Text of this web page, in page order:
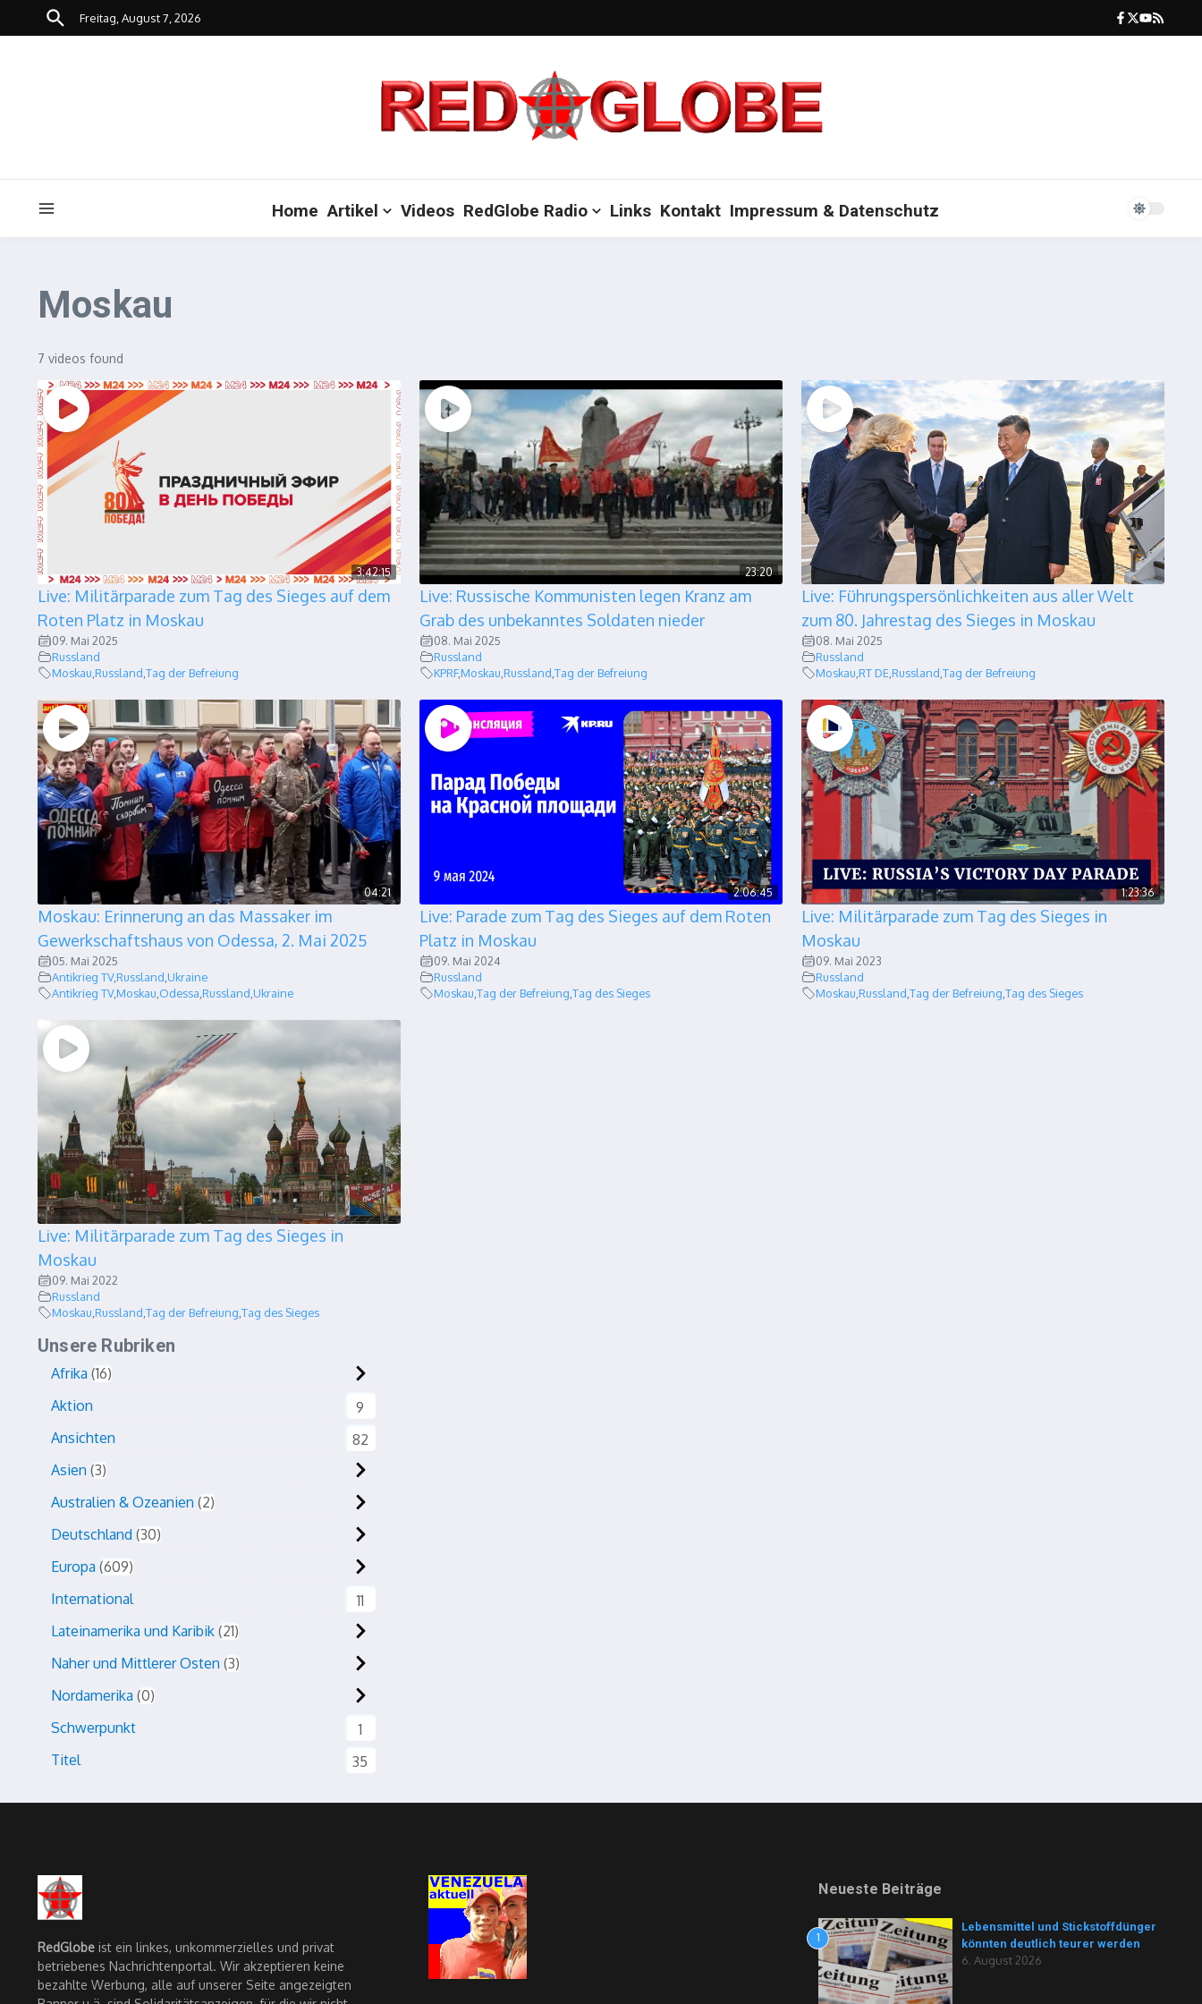
Zum Inhalt springen
Freitag, August 7, 2026
Home Artikel Videos RedGlobe Radio Links Kontakt Impressum & Datenschutz
Moskau
7 videos found
3:42:15
Live: Militärparade zum Tag des Sieges auf dem
Roten Platz in Moskau
09. Mai 2025
Russland
Moskau,Russland,Tag der Befreiung
23:20
Live: Russische Kommunisten legen Kranz am
Grab des unbekanntes Soldaten nieder
08. Mai 2025
Russland
KPRF,Moskau,Russland,Tag der Befreiung
Live: Führungspersönlichkeiten aus aller Welt
zum 80. Jahrestag des Sieges in Moskau
08. Mai 2025
Russland
Moskau,RT DE,Russland,Tag der Befreiung
04:21
Moskau: Erinnerung an das Massaker im
Gewerkschaftshaus von Odessa, 2. Mai 2025
05. Mai 2025
Antikrieg TV,Russland Ukraine
Antikrieg TV,Moskau Odessa Russland Ukraine
2:06:45
Live: Parade zum Tag des Sieges auf dem Roten
Platz in Moskau
09. Mai 2024
Russland
Moskau Tag der Befreiung Tag des Sieges
1:23:36
Live: Militärparade zum Tag des Sieges in
Moskau
09. Mai 2023
Russland
Moskau Russland Tag der Befreiung Tag des Sieges
Live: Militärparade zum Tag des Sieges in
Moskau
09. Mai 2022
Russland
Moskau Russland Tag der Befreiung Tag des Sieges
Unsere Rubriken
Afrika 16
Aktion
9
Ansichten
82
Asien 3
Australien & Ozeanien 2
Deutschland 30
Europa 609
International
11
Lateinamerika und Karibik 21
Naher und Mittlerer Osten 3
Nordamerika 0
Schwerpunkt
1
Titel
35
RedGlobe ist ein linkes, unkommerzielles und privat
betriebenes Nachrichtenportal. Wir akzeptieren keine
bezahlte Werbung, alle auf unserer Seite angezeigten
Neueste Beiträge
1
Lebensmittel und Stickstoffdünger
könnten deutlich teurer werden
6. August 2026